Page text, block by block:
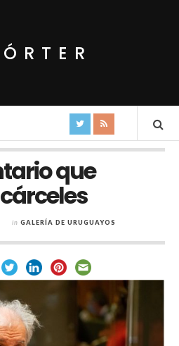
que
in GALERÍA DE URUGUAYOS